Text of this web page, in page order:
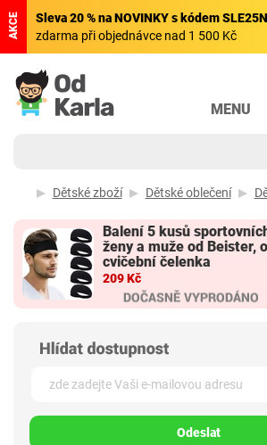
AKCE Sleva 20 % na NOVINKY s kódem
zdarma při objednávce nad 1 500 Kč
MENU
Dětské zboží Dětské oblečení
Balení 5 kusů
ženy a muže od Beister,
cvičební čelenka
209 Kč
Odeslat